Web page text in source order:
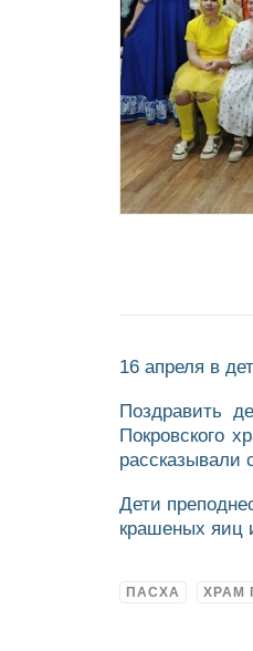
16 апреля в
Поздравить
Покровского
рассказывали
Дети
крашеных яиц
ПАСХА ХРАМ